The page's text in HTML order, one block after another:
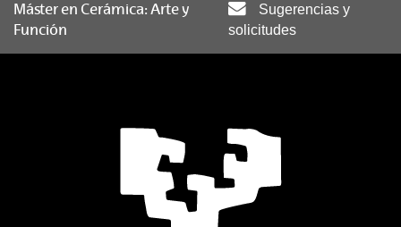
Máster en Cerámica: Arte y
Función
Sugerencias y
solicitudes